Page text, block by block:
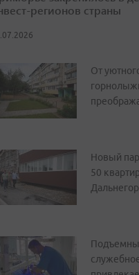
регионов страны
От
Новый
50